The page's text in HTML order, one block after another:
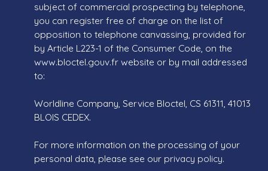
subject of commercial prospecting by telephone,
you can register free of charge on the list of
opposition to telephone canvassing, provided for
by Article L223-1 of the Consumer Code, on the
www.bloctel.gouv.fr website or by mail addressed
to:
Worldline Company, Service Bloctel, CS 61311, 41013
BLOIS CEDEX.
For more information on the processing of your
personal data, please see our privacy policy.